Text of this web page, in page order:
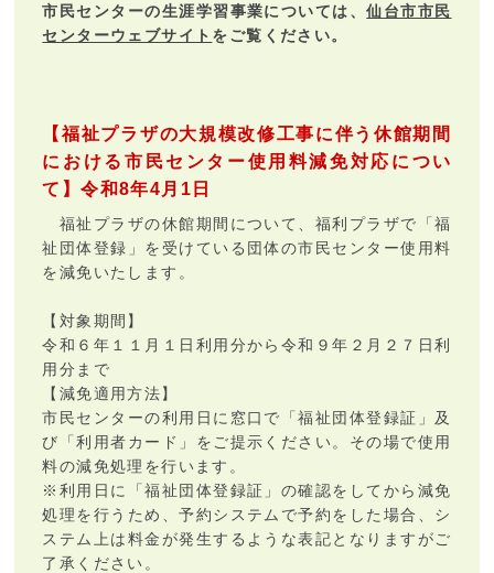
市民センターの生涯学習事業については、仙台市市民
センターウェブサイト をご覧ください。
【福祉プラザの大規模改修工事に伴う休館期間
における市民センター使用料減免対応につい
て】令和8年4月1日
福祉プラザの休館期間について、福利プラザで「福
祉団体登録」を受けている団体の市民センター使用料
を減免いたします。
【対象期間】
令和６年１１月１日利用分から令和９年２月２７日利
用分まで
【減免適用方法】
市民センターの利用日に窓口で「福祉団体登録証」及
び「利用者カード」をご提示ください。その場で使用
料の減免処理を行います。
※利用日に「福祉団体登録証」の確認をしてから減免
処理を行うため、予約システムで予約をした場合、シ
ステム上は料金が発生するような表記となりますがご
了承ください。